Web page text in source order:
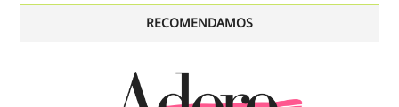
RECOMENDAMOS